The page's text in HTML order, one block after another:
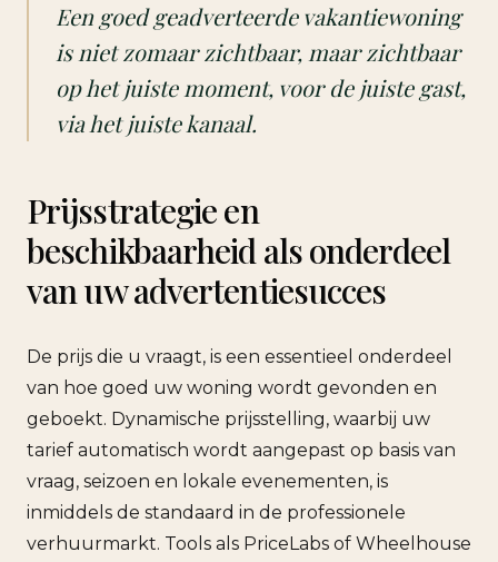
Een goed geadverteerde vakantiewoning
is niet zomaar zichtbaar, maar zichtbaar
op het juiste moment, voor de juiste gast,
via het juiste kanaal.
Prijsstrategie en
beschikbaarheid als onderdeel
van uw advertentiesucces
De prijs die u vraagt, is een essentieel onderdeel
van hoe goed uw woning wordt gevonden en
geboekt. Dynamische prijsstelling, waarbij uw
tarief automatisch wordt aangepast op basis van
vraag, seizoen en lokale evenementen, is
inmiddels de standaard in de professionele
verhuurmarkt. Tools als PriceLabs of Wheelhouse